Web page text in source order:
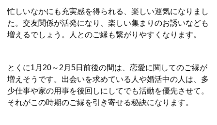
忙しいなかにも充実感を得られる、楽しい運気になりまし
た。交友関係が活発になり、楽しい集まりのお誘いなども
増えるでしょう。人とのご縁も繋がりやすくなります。
とくに1月20～2月5日前後の間は、恋愛に関してのご縁が
増えそうです。出会いを求めている人や婚活中の人は、多
少仕事や家の用事を後回しにしてでも活動を優先させて。
それがこの時期のご縁を引き寄せる秘訣になります。